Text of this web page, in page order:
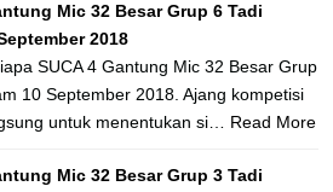
Mic 32 Besar Grup 6 Tadi
2018
SUCA 4 Gantung Mic 32 Besar Grup
10 September 2018. Ajang kompetisi
untuk menentukan si… Read More
Mic 32 Besar Grup 3 Tadi